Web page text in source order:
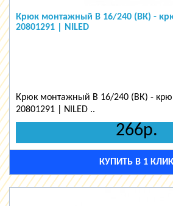
Крюк монтажный В 16/240 (ВК) -
20801291 | NILED
Крюк монтажный В 16/240 (ВК) -
20801291 | NILED ..
266р.
КУПИТЬ В 1 КЛИК